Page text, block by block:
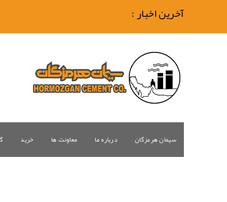
آخرین اخبار :
خرید معاونت ها درباره ما سیمان هرمزگان